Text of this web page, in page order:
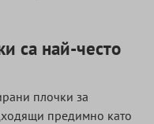
са най-често
плочки за
предимно като